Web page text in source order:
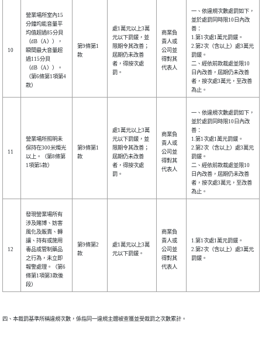
10
營業場所室內15
分鐘均能音量平
均值超過85分貝
（dB（A）），
瞬間最大音量超
過115分貝
（dB（A））。
（第6條第1項第4
款）
第9條第1
款
處1萬元以上3萬
元以下罰鍰，並
限期令其改善；
屆期仍未改善
者，得按次處
罰。
商業負
責人或
公司並
得對其
代表人
一、依違規次數處罰如下，
並於處罰同時限10日內改
善：
1.第1次處1萬元罰鍰。
2.第2次（含以上）處3萬元
罰鍰。
二、經依前款裁處並限10
日內改善，屆期仍未改善
者，按次處3萬元，至改善
為止。
11
營業場所照明未
保持在300米燭光
以上。（第8條第
1項第5款）
第9條第1
款
處1萬元以上3萬
元以下罰鍰，並
限期令其改善；
屆期仍未改善
者，得按次處
罰。
商業負
責人或
公司並
得對其
代表人
一、依違規次數處罰如下，
並於處罰同時限10日內改
善：
1.第1次處1萬元罰鍰。
2.第2次（含以上）處3萬元
罰鍰。
二、經依前款裁處並限10
日內改善，屆期仍未改善
者，按次處3萬元，至改善
為止。
12
發現營業場所有
涉及賭博、妨害
風化及販賣、轉
讓、持有或施用
毒品或管制藥品
之行為，未立即
報警處理。（第6
條第1項第3款後
段）
第9條第2
款
處1萬元以上3萬
元以下罰鍰。
商業負
責人或
公司並
得對其
代表人
1.第1次處1萬元罰鍰。
2.第2次（含以上）處3萬元
罰鍰。
四、本裁罰基準所稱違規次數，係指同一違規主體被查獲並受裁罰之次數累計。